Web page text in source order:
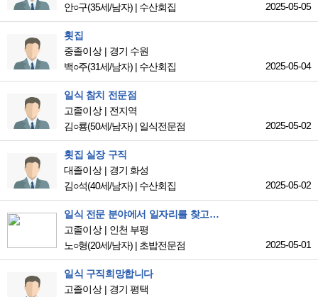
안○구(35세/남자) | 수산회집 2025-05-05
횟집
중졸이상
경기 수원
백○주(31세/남자) | 수산회집 2025-05-04
일식 참치 전문점
고졸이상
전지역
김○룡(50세/남자) | 일식전문점 2025-05-02
횟집 실장 구직
대졸이상
경기 화성
김○석(40세/남자) | 수산회집 2025-05-02
일식 전문 분야에서 일자리를 찾고있습니다!
고졸이상
인천 부평
노○형(20세/남자) | 초밥전문점 2025-05-01
일식 구직희망합니다
고졸이상
경기 평택